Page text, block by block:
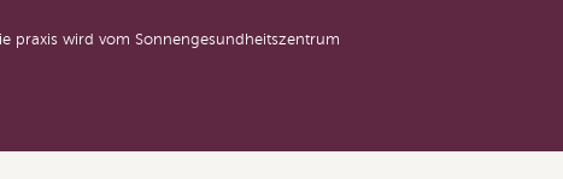
praxis wird vom Sonnengesundheitszentrum